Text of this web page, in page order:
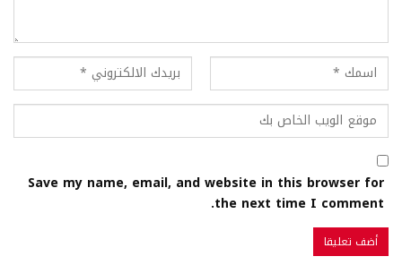
Save my name, email, and website in this browser for
the next time I comment.